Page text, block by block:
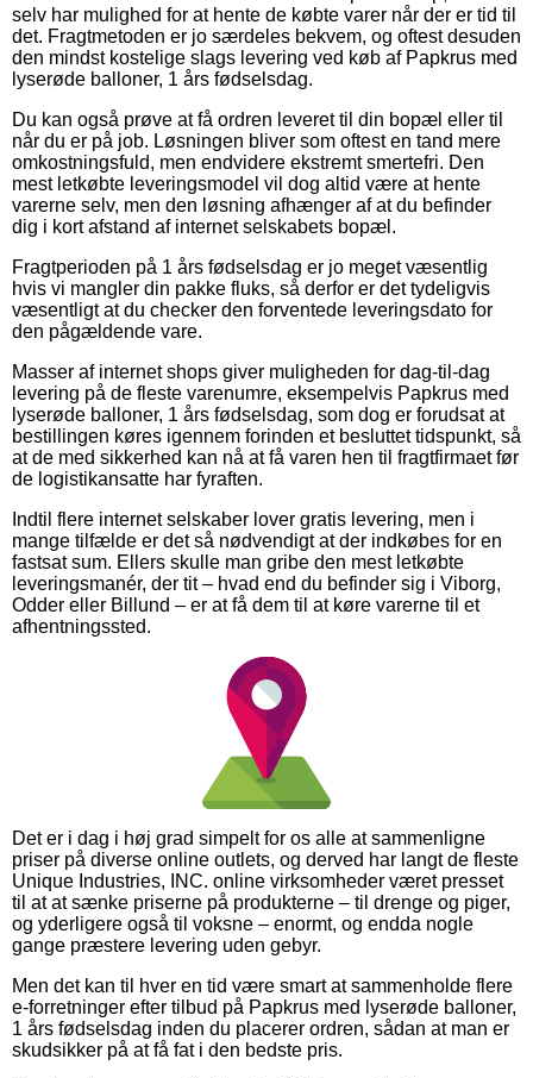
selv har mulighed for at hente de købte varer når der er tid til
det. Fragtmetoden er jo særdeles bekvem, og oftest desuden
den mindst kostelige slags levering ved køb af Papkrus med
lyserøde balloner, 1 års fødselsdag.
Du kan også prøve at få ordren leveret til din bopæl eller til
når du er på job. Løsningen bliver som oftest en tand mere
omkostningsfuld, men endvidere ekstremt smertefri. Den
mest letkøbte leveringsmodel vil dog altid være at hente
varerne selv, men den løsning afhænger af at du befinder
dig i kort afstand af internet selskabets bopæl.
Fragtperioden på 1 års fødselsdag er jo meget væsentlig
hvis vi mangler din pakke fluks, så derfor er det tydeligvis
væsentligt at du checker den forventede leveringsdato for
den pågældende vare.
Masser af internet shops giver muligheden for dag-til-dag
levering på de fleste varenumre, eksempelvis Papkrus med
lyserøde balloner, 1 års fødselsdag, som dog er forudsat at
bestillingen køres igennem forinden et besluttet tidspunkt, så
at de med sikkerhed kan nå at få varen hen til fragtfirmaet før
de logistikansatte har fyraften.
Indtil flere internet selskaber lover gratis levering, men i
mange tilfælde er det så nødvendigt at der indkøbes for en
fastsat sum. Ellers skulle man gribe den mest letkøbte
leveringsmanér, der tit – hvad end du befinder sig i Viborg,
Odder eller Billund – er at få dem til at køre varerne til et
afhentningssted.
Det er i dag i høj grad simpelt for os alle at sammenligne
priser på diverse online outlets, og derved har langt de fleste
Unique Industries, INC. online virksomheder været presset
til at at sænke priserne på produkterne – til drenge og piger,
og yderligere også til voksne – enormt, og endda nogle
gange præstere levering uden gebyr.
Men det kan til hver en tid være smart at sammenholde flere
e-forretninger efter tilbud på Papkrus med lyserøde balloner,
1 års fødselsdag inden du placerer ordren, sådan at man er
skudsikker på at få fat i den bedste pris.